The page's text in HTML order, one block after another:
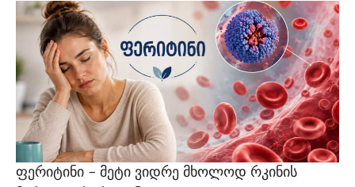
ფერიტინი – მეტი ვიდრე მხოლოდ რკინის